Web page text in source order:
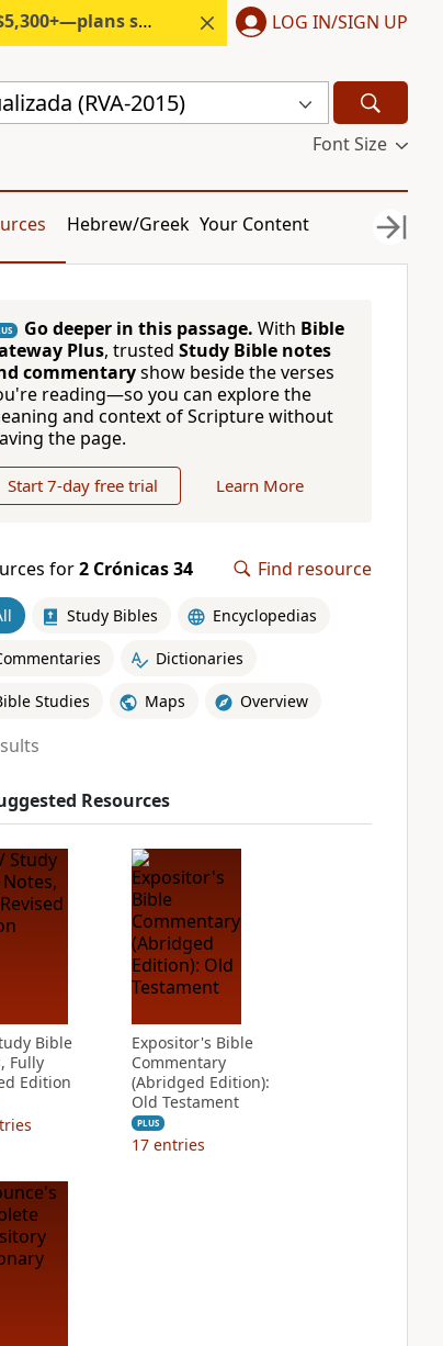
start under $6/month. LOG IN/SIGN UP
(RVA-2015)
Font Size
Hebrew/Greek Your Content
Go deeper in this passage. With Bible
Plus, trusted Study Bible notes
commentaryshow beside the verses
reading—so you can explore the
and context of Scripture without
the page.
Start 7-day free trial Learn More
for2 Crónicas 34 Find resource
Study Bibles Encyclopedias
Dictionaries
Studies Maps Overview
Resources
Bible
Fully
Edition
Expositor's Bible
Commentary
(Abridged Edition):
Old Testament
PLUS
17 entries